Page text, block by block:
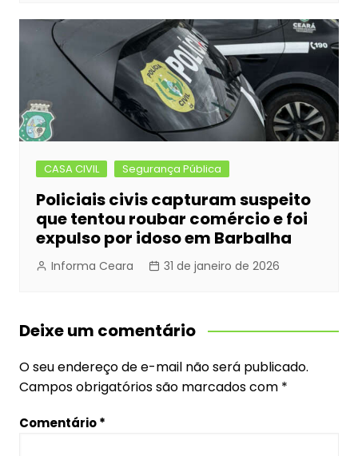
CASA CIVIL Segurança Pública
Policiais civis capturam suspeito
que tentou roubar comércio e foi
expulso por idoso em Barbalha
Informa Ceara 31 de janeiro de 2026
Deixe um comentário
O seu endereço de e-mail não será publicado.
Campos obrigatórios são marcados com *
Comentário*